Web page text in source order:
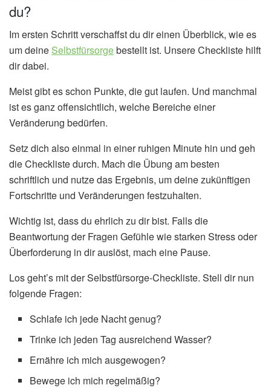
du?
Im ersten Schritt verschaffst du dir einen Überblick, wie es
um deine Selbstfürsorgebestellt ist. Unsere Checkliste hilft
dir dabei.
Meist gibt es schon Punkte, die gut laufen. Und manchmal
ist es ganz offensichtlich, welche Bereiche einer
Veränderung bedürfen.
Setz dich also einmal in einer ruhigen Minute hin und geh
die Checkliste durch. Mach die Übung am besten
schriftlich und nutze das Ergebnis, um deine zukünftigen
Fortschritte und Veränderungen festzuhalten.
Wichtig ist, dass du ehrlich zu dir bist. Falls die
Beantwortung der Fragen Gefühle wie starken Stress oder
Überforderung in dir auslöst, mach eine Pause.
Los geht’s mit der Selbstfürsorge-Checkliste. Stell dir nun
folgende Fragen:
Schlafe ich jede Nacht genug?
Trinke ich jeden Tag ausreichend Wasser?
Ernähre ich mich ausgewogen?
Bewege ich mich regelmäßig?